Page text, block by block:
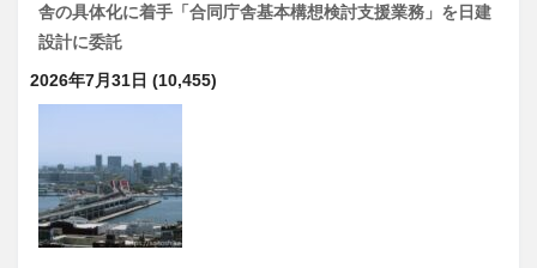
舎の具体化に着手「合同庁舎基本構想検討支援業務」を日建
設計に委託
2026年7月31日 (10,455)